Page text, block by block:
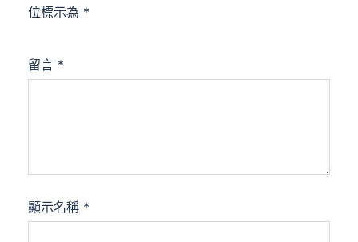
位標示為 *
留言 *
顯示名稱 *